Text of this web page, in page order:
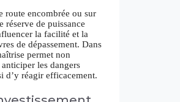
route encombrée ou sur
réserve de puissance
la facilité et la
de dépassement. Dans
permet non
les dangers
d’y réagir efficacement.